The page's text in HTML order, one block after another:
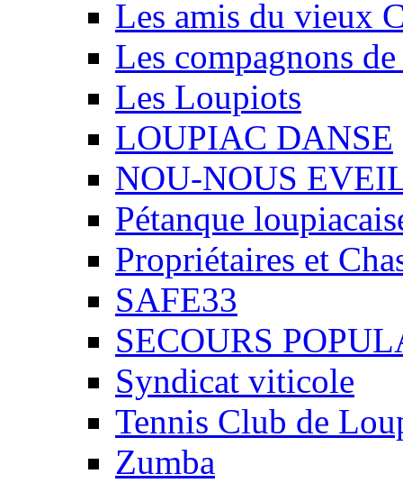
Les amis du vieux
Les compagnons
Les Loupiots
LOUPIAC DANSE
NOU-NOUS
Pétanque
Propriétaires et
SAFE33
SECOURS
Syndicat viticole
Tennis Club de
Zumba